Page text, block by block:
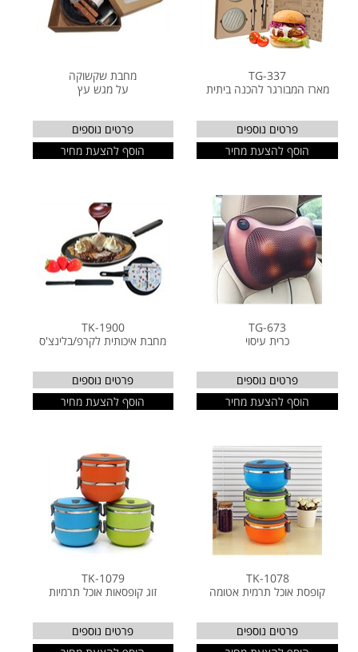
TG-337
מארז המבורגר להכנה ביתית
פרטים נוספים
הוסף להצעת מחיר
מחבת שקשוקה
על מגש עץ
פרטים נוספים
הוסף להצעת מחיר
TG-673
כרית עיסוי
פרטים נוספים
הוסף להצעת מחיר
TK-1900
מחבת איכותית לקרפ/בלינצ'ס
פרטים נוספים
הוסף להצעת מחיר
TK-1078
קופסת אוכל תרמית אטומה
פרטים נוספים
TK-1079
זוג קופסאות אוכל תרמיות
פרטים נוספים